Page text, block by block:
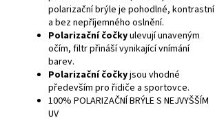
polarizační brýle je pohodlné, kontrastní
a bez nepříjemného oslnění.
Polarizační čočkyulevují unaveným
očím, filtr přináší vynikající vnímání
barev.
Polarizační čočkyjsou vhodné
především pro řidiče a sportovce.
100% POLARIZAČNÍ BRÝLE S NEJVYŠŠÍM
UV